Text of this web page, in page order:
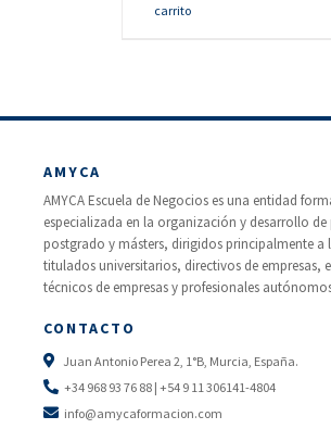
carrito
AMYCA
AMYCA Escuela de Negocios es una entidad
especializada en la organización y desarrollo
postgrado y másters, dirigidos principalmente a
titulados universitarios, directivos de empresas,
técnicos de empresas y profesionales
CONTACTO
Juan Antonio Perea 2, 1°B, Murcia, España.
+34 968 93 76 88 | +54 9 11 306141-4804
info@amycaformacion.com